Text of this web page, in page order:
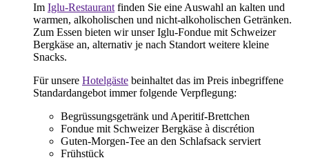
Im Iglu-Restaurant finden Sie eine Auswahl an kalten und
warmen, alkoholischen und nicht-alkoholischen Getränken.
Zum Essen bieten wir unser Iglu-Fondue mit Schweizer
Bergkäse an, alternativ je nach Standort weitere kleine
Snacks.
Für unsere Hotelgäste beinhaltet das im Preis inbegriffene
Standardangebot immer folgende Verpflegung:
Begrüssungsgetränk und Aperitif-Brettchen
Fondue mit Schweizer Bergkäse à discrétion
Guten-Morgen-Tee an den Schlafsack serviert
Frühstück